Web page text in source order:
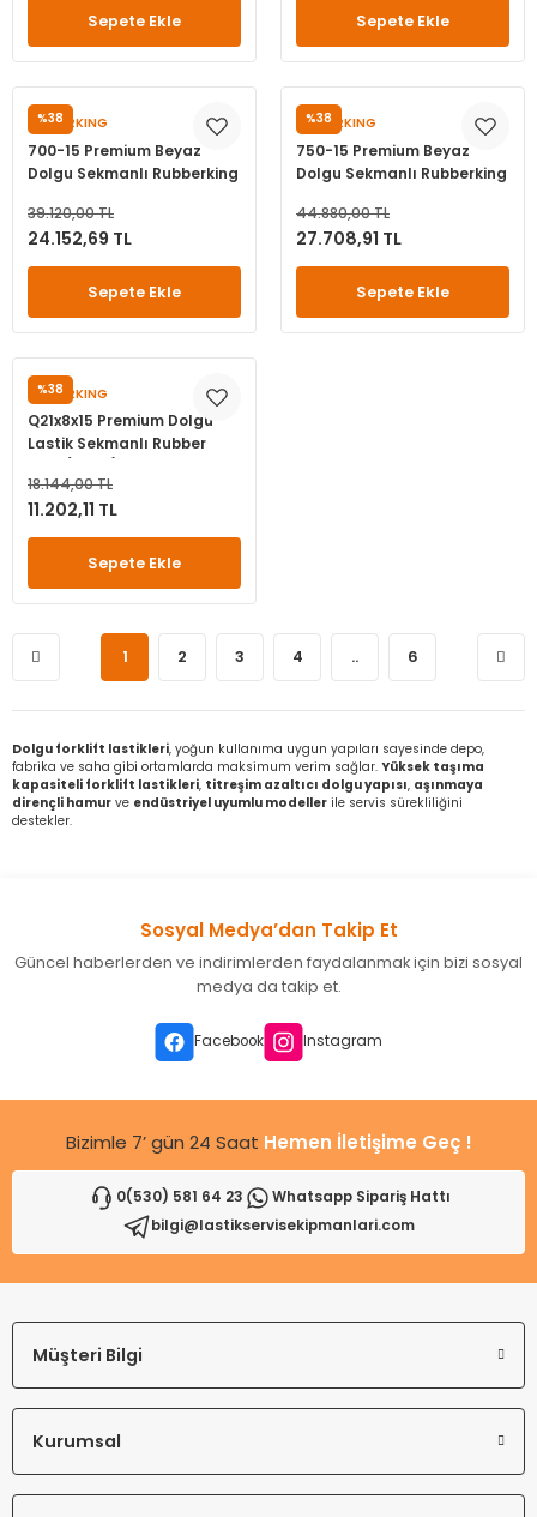
Sepete Ekle Sepete Ekle
%38
RUBBERKING
700-15 Premium Beyaz
Dolgu Sekmanlı Rubberking
39.120,00 TL
24.152,69 TL
Sepete Ekle
%38
RUBBERKING
750-15 Premium Beyaz
Dolgu Sekmanlı Rubberking
44.880,00 TL
27.708,91 TL
Sepete Ekle
%38
RUBBERKING
Q21x8x15 Premium Dolgu
Lastik Sekmanlı Rubber
18.144,00 TL
11.202,11 TL
Sepete Ekle
1 2 3 4 .. 6
Dolgu forklift lastikleri, yoğun kullanıma uygun yapıları sayesinde depo,
fabrika ve saha gibi ortamlarda maksimum verim sağlar. Yüksek taşıma
kapasiteli forklift lastikleri, titreşim azaltıcı dolgu yapısı, aşınmaya
dirençli hamur ve endüstriyel uyumlu modeller ile servis sürekliliğini
destekler.
Sosyal Medya’dan Takip Et
Güncel haberlerden ve indirimlerden faydalanmak için bizi sosyal
medya da takip et.
Facebook Instagram
Bizimle 7’ gün 24 Saat Hemen İletişime Geç !
0(530) 581 64 23
Whatsapp Sipariş Hattı
bilgi@lastikservisekipmanlari.com
Müşteri Bilgi
Kurumsal